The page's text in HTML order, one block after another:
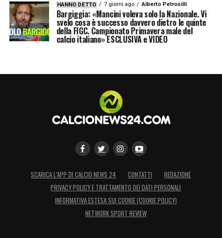
HANNO DETTO 7 giorni ago Alberto Petrosilli
Bargiggia: «Mancini voleva solo la Nazionale. Vi
svelo cosa è successo davvero dietro le quinte
della FIGC. Campionato Primavera male del
calcio italiano» ESCLUSIVA e VIDEO
SCARICA L’APP DI CALCIO NEWS 24 CONTATTI
REDAZIONE
PRIVACY POLICY E TRATTAMENTO DEI DATI PERSONALI
INFORMATIVA ESTESA SUI COOKIE (COOKIE POLICY)
NETWORK SPORT REVIEW